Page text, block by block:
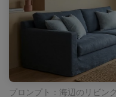
プロンプト：海辺のリビン